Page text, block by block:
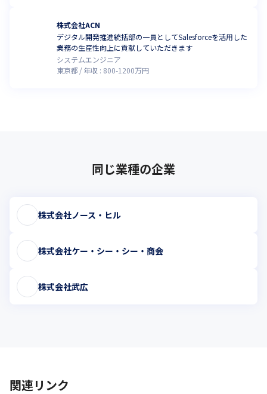
株式会社ACN
デジタル開発推進統括部の一員としてSalesforceを活用した
業務の生産性向上に貢献していただきます
システムエンジニア
東京都
年収 : 800-1200万円
同じ業種の企業
株式会社ノース・ヒル
株式会社ケー・シー・シー・商会
株式会社武広
関連リンク